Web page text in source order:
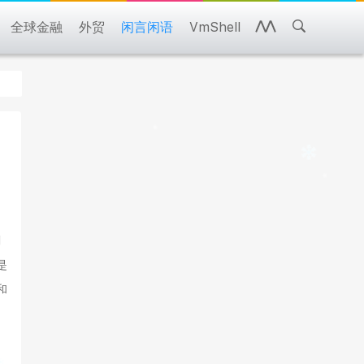
全球金融 外贸 闲言闲语 VmShell